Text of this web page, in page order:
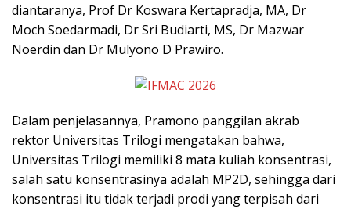
diantaranya, Prof Dr Koswara Kertapradja, MA, Dr
Moch Soedarmadi, Dr Sri Budiarti, MS, Dr Mazwar
Noerdin dan Dr Mulyono D Prawiro.
Dalam penjelasannya, Pramono panggilan akrab
rektor Universitas Trilogi mengatakan bahwa,
Universitas Trilogi memiliki 8 mata kuliah konsentrasi,
salah satu konsentrasinya adalah MP2D, sehingga dari
konsentrasi itu tidak terjadi prodi yang terpisah dari